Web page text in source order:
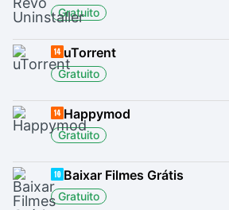
Gratuito
uTorrent
Gratuito
Happymod
Gratuito
Baixar Filmes Grátis
Gratuito